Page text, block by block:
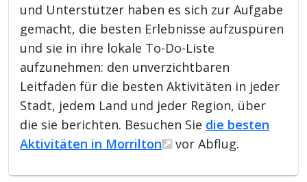
und Unterstützer haben es sich zur Aufgabe
gemacht, die besten Erlebnisse aufzuspüren
und sie in ihre lokale To-Do-Liste
aufzunehmen: den unverzichtbaren
Leitfaden für die besten Aktivitäten in jeder
Stadt, jedem Land und jeder Region, über
die sie berichten. Besuchen Sie die besten
Aktivitäten in Morrilton
vor Abflug.